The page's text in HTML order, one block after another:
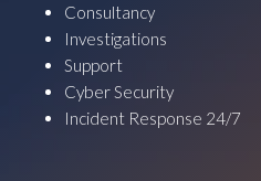
Consultancy
Investigations
Support
Cyber Security
Incident Response 24/7